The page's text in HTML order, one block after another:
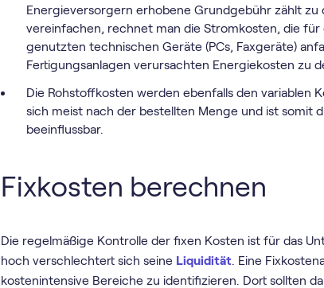
Energieversorgern erhobene Grundgebühr zählt zu
vereinfachen, rechnet man die Stromkosten, die
genutzten technischen Geräte (PCs, Faxgeräte)
Fertigungsanlagen verursachten Energiekosten zu
Die Rohstoffkosten werden ebenfalls den variablen
sich meist nach der bestellten Menge und ist somit
beeinflussbar.
Fixkosten berechnen
Die regelmäßige Kontrolle der fixen Kosten ist für das
hoch verschlechtert sich seine Liquidität. Eine
kostenintensive Bereiche zu identifizieren. Dort sollten